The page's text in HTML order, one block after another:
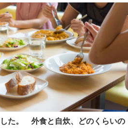
た。 外食と自炊、どのくらいの